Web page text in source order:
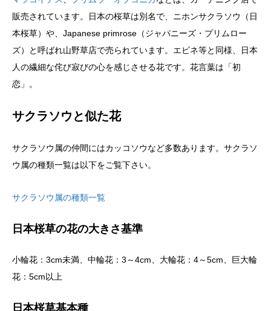
販売されています。日本の桜草は別名で、ニホンサクラソウ（日
本桜草）や、Japanese primrose（ジャパニーズ・プリムロー
ズ）と呼ばれ山野草店で売られています。エビネ等と同様、日本
人の繊細な侘び寂びの心を感じさせる花です。花言葉は「初
恋」。
サクラソウと似た花
サクラソウ属の仲間にはカッコソウなど多数あります。サクラソ
ウ属の種類一覧は以下をご覧下さい。
サクラソウ属の種類一覧
日本桜草の花の大きさ基準
小輪花：3cm未満、中輪花：3～4cm、大輪花：4～5cm、巨大輪
花：5cm以上
日本桜草基本種